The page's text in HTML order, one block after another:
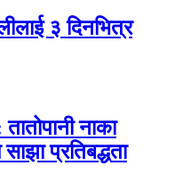
३ दिनभित्र
नाका
प्रतिबद्धता